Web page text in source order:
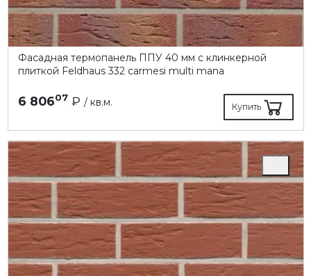
Фасадная термопанель ППУ 40 мм с клинкерной
плиткой Feldhaus 332 carmesi multi mana
6 80607₽ / кв.м. Купить